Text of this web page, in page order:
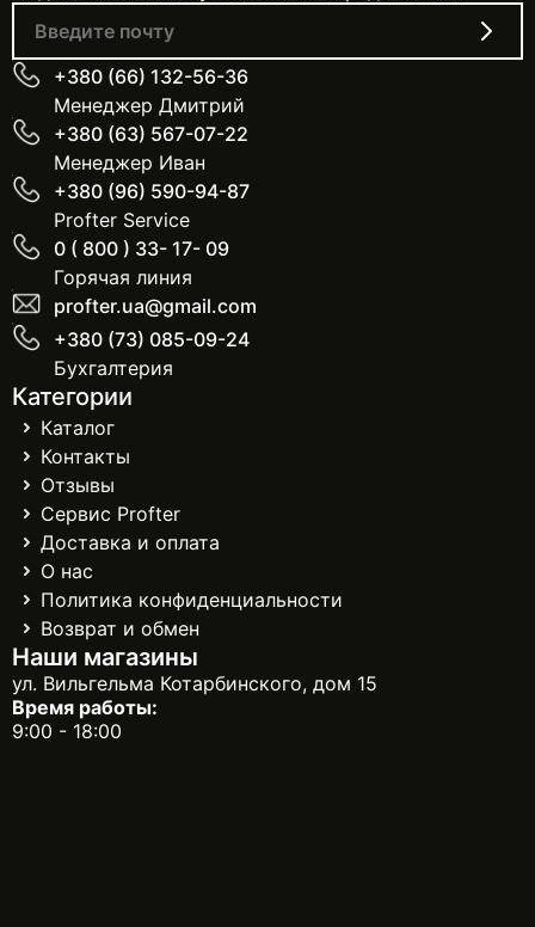
+380 (66) 132-56-36
Менеджер Дмитрий
+380 (63) 567-07-22
Менеджер Иван
+380 (96) 590-94-87
Profter Service
0 ( 800 ) 33- 17- 09
Горячая линия
profter.ua@gmail.com
+380 (73) 085-09-24
Бухгалтерия
Категории
Каталог
Контакты
Отзывы
Сервис Profter
Доставка и оплата
О нас
Политика конфиденциальности
Возврат и обмен
Наши магазины
ул. Вильгельма Котарбинского, дом 15
Время работы:
9:00 - 18:00